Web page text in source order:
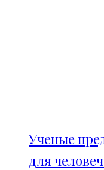
Ученые
для